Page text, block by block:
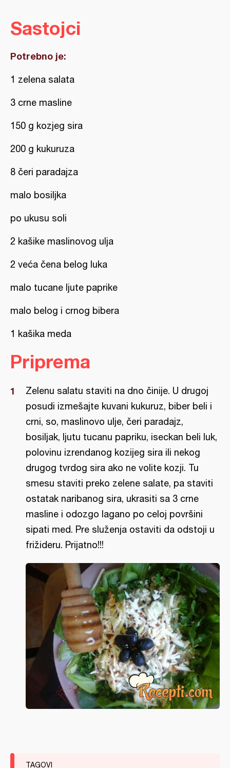
Sastojci
Potrebno je:
1 zelena salata
3 crne masline
150 g kozjeg sira
200 g kukuruza
8 čeri paradajza
malo bosiljka
po ukusu soli
2 kašike maslinovog ulja
2 veća čena belog luka
malo tucane ljute paprike
malo belog i crnog bibera
1 kašika meda
Priprema
Zelenu salatu staviti na dno činije. U drugoj
posudi izmešajte kuvani kukuruz, biber beli i
crni, so, maslinovo ulje, čeri paradajz,
bosiljak, ljutu tucanu papriku, iseckan beli luk,
polovinu izrendanog kozijeg sira ili nekog
drugog tvrdog sira ako ne volite kozji. Tu
smesu staviti preko zelene salate, pa staviti
ostatak naribanog sira, ukrasiti sa 3 crne
masline i odozgo lagano po celoj površini
sipati med. Pre služenja ostaviti da odstoji u
frižideru. Prijatno!!!
TAGOVI